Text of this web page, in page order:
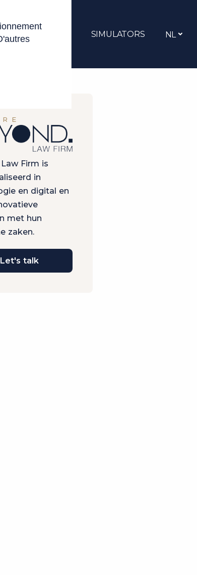
SIMULATORS NL
Firm is
in
en digital en
met hun
zaken.
Let's talk